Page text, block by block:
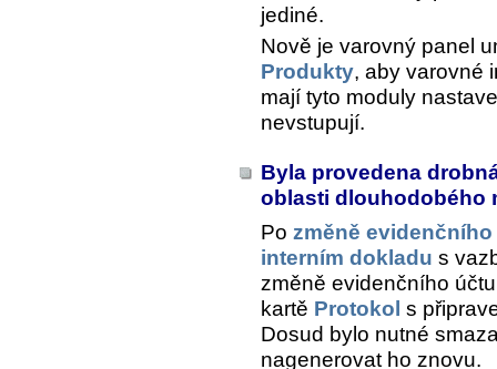
jediné.
Nově je varovný panel
Produkty, aby varovné
mají tyto moduly
nevstupují.
Byla provedena
oblasti dlouhodobého
Po změně
interním dokladu s
změně evidenčního
kartě Protokol s
Dosud bylo nutné
nagenerovat ho znovu.